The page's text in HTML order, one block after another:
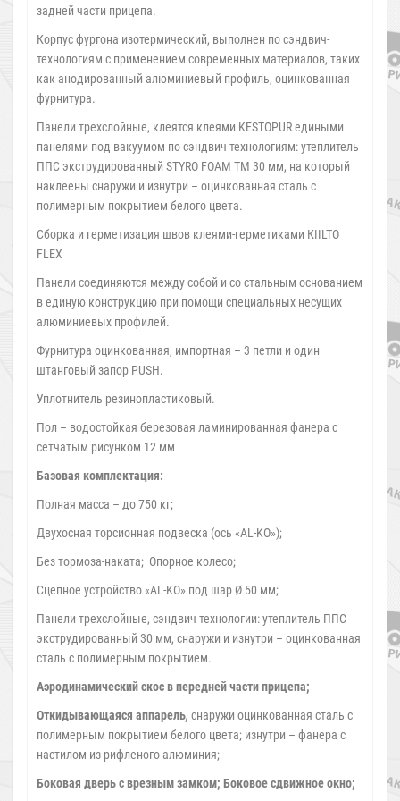
задней части прицепа.
Корпус фургона изотермический, выполнен по сэндвич-
технологиям с применением современных материалов, таких
как анодированный алюминиевый профиль, оцинкованная
фурнитура.
Панели трехслойные, клеятся клеями KESTOPUR едиными
панелями под вакуумом по сэндвич технологиям: утеплитель
ППС экструдированный STYRO FОAM TM 30 мм, на который
наклеены снаружи и изнутри – оцинкованная сталь с
полимерным покрытием белого цвета.
Сборка и герметизация швов клеями-герметиками КIILTO
FLEX
Панели соединяются между собой и со стальным основанием
в единую конструкцию при помощи специальных несущих
алюминиевых профилей.
Фурнитура оцинкованная, импортная – 3 петли и один
штанговый запор PUSH.
Уплотнитель резинопластиковый.
Пол – водостойкая березовая ламинированная фанера с
сетчатым рисунком 12 мм
Базовая комплектация:
Полная масса – до 750 кг;
Двухосная торсионная подвеска (ось «AL-KO»);
Без тормоза-наката; Опорное колесо;
Сцепное устройство «AL-KO» под шар Ø 50 мм;
Панели трехслойные, сэндвич технологии: утеплитель ППС
экструдированный 30 мм, снаружи и изнутри – оцинкованная
сталь с полимерным покрытием.
Аэродинамический скос в передней части прицепа;
Откидывающаяся аппарель, снаружи оцинкованная сталь с
полимерным покрытием белого цвета; изнутри – фанера с
настилом из рифленого алюминия;
Боковая дверь с врезным замком; Боковое сдвижное окно;